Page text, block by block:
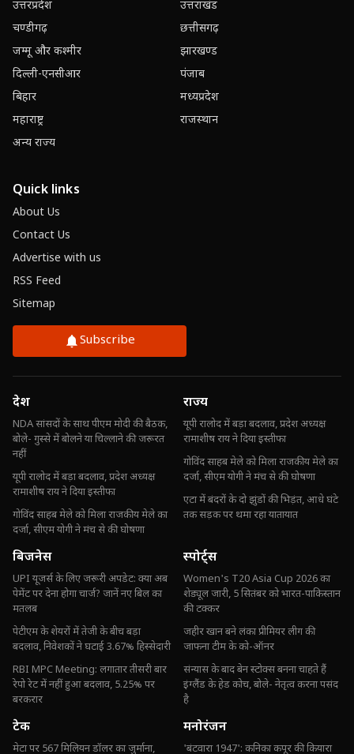
उत्तरप्रदेश
उत्तराखंड
चण्डीगढ़
छत्तीसगढ़
जम्मू और कश्मीर
झारखण्ड
दिल्ली-एनसीआर
पंजाब
बिहार
मध्यप्रदेश
महाराष्ट्र
राजस्थान
अन्य राज्य
Quick links
About Us
Contact Us
Advertise with us
RSS Feed
Sitemap
Subscribe
देश
NDA सांसदों के साथ पीएम मोदी की बैठक,
बोले- गुस्से में बोलने या चिल्लाने की जरूरत
नहीं
यूपी रालोद में बड़ा बदलाव, प्रदेश अध्यक्ष
रामाशीष राय ने दिया इस्तीफा
गोविंद साहब मेले को मिला राजकीय मेले का
दर्जा, सीएम योगी ने मंच से की घोषणा
राज्य
यूपी रालोद में बड़ा बदलाव, प्रदेश अध्यक्ष
रामाशीष राय ने दिया इस्तीफा
गोविंद साहब मेले को मिला राजकीय मेले का
दर्जा, सीएम योगी ने मंच से की घोषणा
एटा में बंदरों के दो झुंडों की भिड़ंत, आधे घंटे
तक सड़क पर थमा रहा यातायात
बिजनेस
UPI यूजर्स के लिए जरूरी अपडेट: क्या अब
पेमेंट पर देना होगा चार्ज? जानें नए बिल का
मतलब
पेटीएम के शेयरों में तेजी के बीच बड़ा
बदलाव, निवेशकों ने घटाई 3.67% हिस्सेदारी
RBI MPC Meeting: लगातार तीसरी बार
रेपो रेट में नहीं हुआ बदलाव, 5.25% पर
बरकरार
स्पोर्ट्स
Women's T20 Asia Cup 2026 का
शेड्यूल जारी, 5 सितंबर को भारत-पाकिस्तान
की टक्कर
जहीर खान बने लंका प्रीमियर लीग की
जाफना टीम के को-ऑनर
संन्यास के बाद बेन स्टोक्स बनना चाहते हैं
इंग्लैंड के हेड कोच, बोले- नेतृत्व करना पसंद
है
टेक
मेटा पर 567 मिलियन डॉलर का जुर्माना,
मनोरंजन
'बंटवारा 1947': कनिका कपूर की कियारा